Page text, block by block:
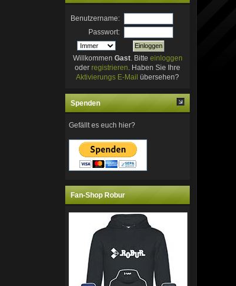
Benutzername:
Passwort:
Willkommen Gast. Bitte einloggen
oder registrieren . Haben Sie Ihre
Aktivierungs E-Mail übersehen?
Spenden
Gefällt es euch hier?
Fan-Shop Robur